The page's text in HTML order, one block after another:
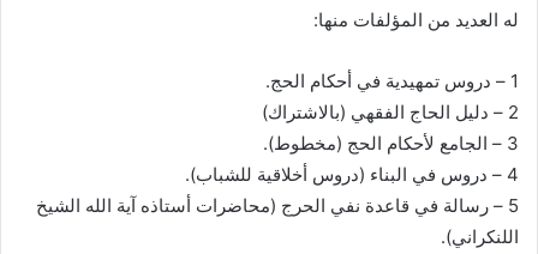
له العديد من المؤلفات منها:
1 – دروس تمهيدية في أحكام الحج.
2 – دليل الحاج الفقهي (بالاشتراك)
3 – الجامع لأحكام الحج (مخطوط).
4 – دروس في البناء (دروس أخلاقية للشباب).
5 – رسالة في قاعدة نفي الحرج (محاضرات أستاذه آية الله الشيخ
اللنكراني).